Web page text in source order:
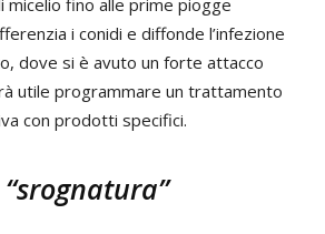
micelio fino alle prime piogge
i conidi e diffonde l’infezione
dove si è avuto un forte attacco
utile programmare un trattamento
con prodotti specifici.